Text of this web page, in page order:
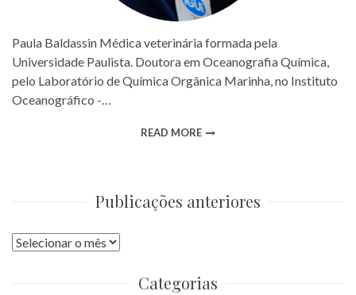
Paula Baldassin Médica veterinária formada pela
Universidade Paulista. Doutora em Oceanografia Química,
pelo Laboratório de Química Orgânica Marinha, no Instituto
Oceanográfico -…
READ MORE
Publicações anteriores
Publicações
Categorias